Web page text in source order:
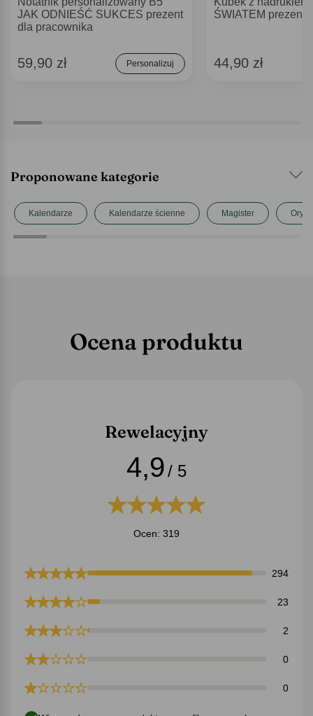
JAK ODNIEŚĆ SUKCES prezent
dla pracownika
59,90 zł Personalizuj
ŚWIATEM prezent
44,90 zł
Proponowane kategorie
Kalendarze Kalendarze ścienne Magister
Ocena produktu
Rewelacyjny
4,9/ 5
Ocen: 319
294
23
2
0
0